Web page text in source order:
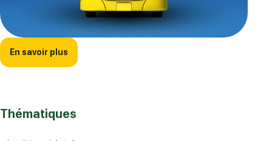
En savoir plus
Thématiques